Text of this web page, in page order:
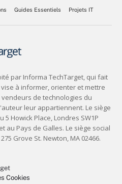
Guides Essentiels Projets IT
Cookies